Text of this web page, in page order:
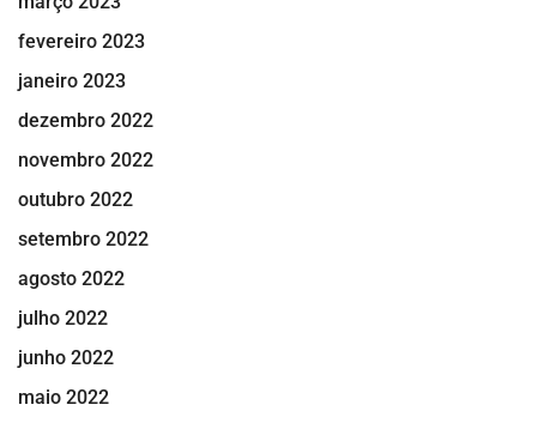
fevereiro 2023
janeiro 2023
dezembro 2022
novembro 2022
outubro 2022
setembro 2022
agosto 2022
julho 2022
junho 2022
maio 2022